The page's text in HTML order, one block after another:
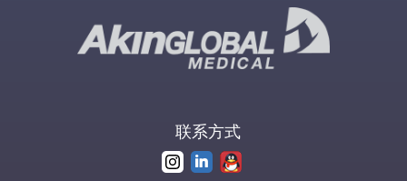
联系方式